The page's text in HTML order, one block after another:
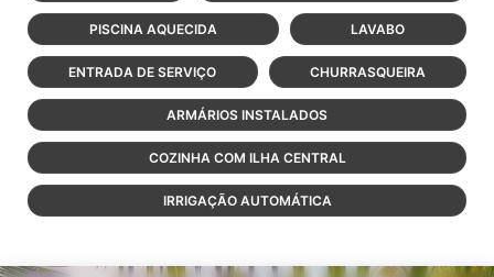
PISCINA AQUECIDA LAVABO
ENTRADA DE SERVIÇO CHURRASQUEIRA
ARMÁRIOS INSTALADOS
COZINHA COM ILHA CENTRAL
IRRIGAÇÃO AUTOMÁTICA